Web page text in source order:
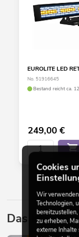
EUROLITE LED
No. 51916645
Bestand reicht ca.
249,00€
Das könnte
Cookies
Wir
Technologien,
zu erheben,
externe